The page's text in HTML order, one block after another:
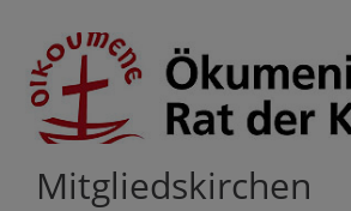
Mitgliedskirchen